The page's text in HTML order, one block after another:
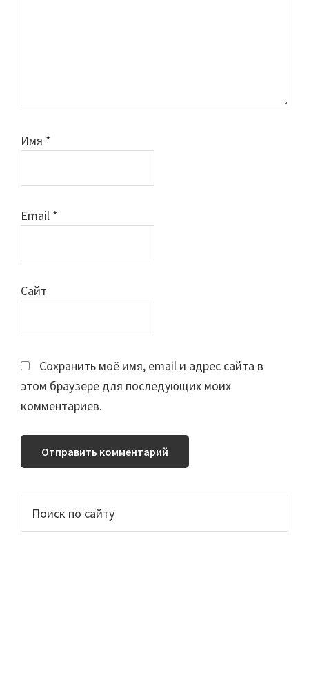
Имя *
Email *
Сайт
Сохранить моё имя, email и адрес сайта в
этом браузере для последующих моих
комментариев.
Основной
сайдбар